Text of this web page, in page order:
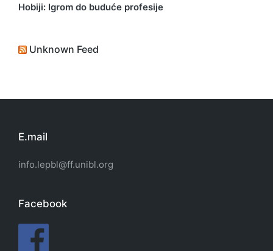
Hobiji: Igrom do buduće profesije
Unknown Feed
E.mail
info.lepbl@ff.unibl.org
Facebook